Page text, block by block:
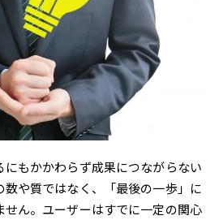
もかかわらず成果につながらない
や質ではなく、「最後の一歩」に
せん。ユーザーはすでに一定の関心